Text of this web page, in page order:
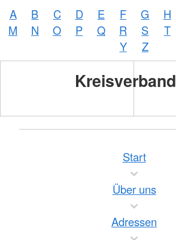
A B C D E F G H
M
N O P Q R S T
Y Z
Kreisverband
Start
Über uns
Adressen